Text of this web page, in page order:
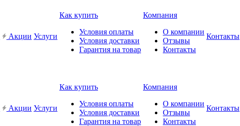
Акции Услуги
Как купить
Условия оплаты
Условия доставки
Гарантия на товар
Компания
О компании
Отзывы
Контакты
Контакты
Акции Услуги
Как купить
Условия оплаты
Условия доставки
Гарантия на товар
Компания
О компании
Отзывы
Контакты
Контакты